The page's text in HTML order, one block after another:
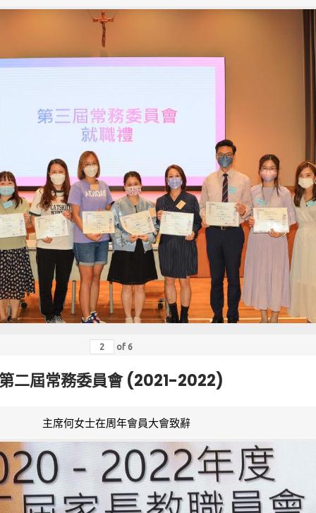
of 6
二屆常務委員會 (2021-2022)
主席何女士在周年會員大會致辭